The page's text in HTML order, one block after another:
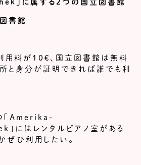
」に属する2つの国立図書館
書館
用料が10€、国立図書館は無料
と身分が証明できれば誰でも利
「Amerika-
にはレンタルピアノ室がある
ぜひ利用したい。